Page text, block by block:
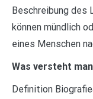
Beschreibung des
können mündlich
eines Menschen
Was versteht
Definition